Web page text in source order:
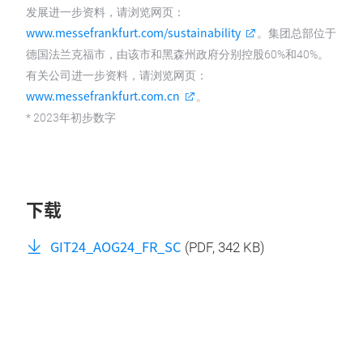
发展进一步资料，请浏览网页：
www.messefrankfurt.com/sustainability
。集团总部位于
德国法兰克福市，由该市和黑森州政府分别控股60%和40%。
有关公司进一步资料，请浏览网页：
www.messefrankfurt.com.cn
。
* 2023年初步数字
下载
GIT24_AOG24_FR_SC (PDF, 342 KB)